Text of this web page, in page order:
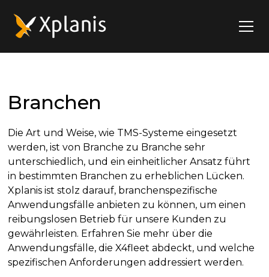
Branchen
Die Art und Weise, wie TMS-Systeme eingesetzt
werden, ist von Branche zu Branche sehr
unterschiedlich, und ein einheitlicher Ansatz führt
in bestimmten Branchen zu erheblichen Lücken.
Xplanis ist stolz darauf, branchenspezifische
Anwendungsfälle anbieten zu können, um einen
reibungslosen Betrieb für unsere Kunden zu
gewährleisten. Erfahren Sie mehr über die
Anwendungsfälle, die X4fleet abdeckt, und welche
spezifischen Anforderungen addressiert werden.